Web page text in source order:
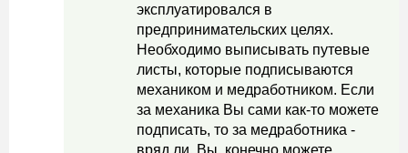
эксплуатировался в
предпринимательских целях.
Необходимо выписывать путевые
листы, которые подписываются
механиком и медработником. Если
за механика Вы сами как-то можете
подписать, то за медработника -
вряд ли. Вы, конечно можете